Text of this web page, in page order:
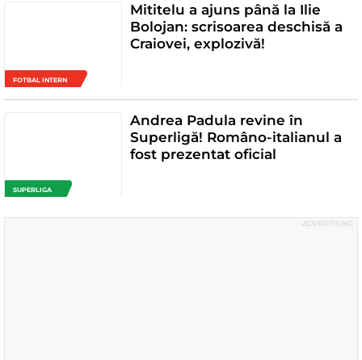
FOTBAL INTERN
Mititelu a ajuns până la Ilie
Bolojan: scrisoarea deschisă a
Craiovei, explozivă!
SUPERLIGA
Andrea Padula revine în
Superligă! Româno-italianul a
fost prezentat oficial